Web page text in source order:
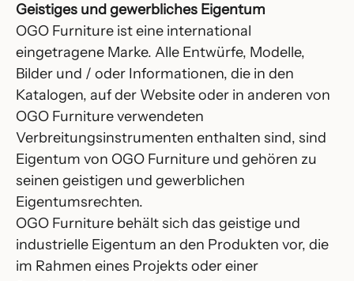
Geistiges und gewerbliches Eigentum
OGO Furniture ist eine international
eingetragene Marke. Alle Entwürfe, Modelle,
Bilder und / oder Informationen, die in den
Katalogen, auf der Website oder in anderen von
OGO Furniture verwendeten
Verbreitungsinstrumenten enthalten sind, sind
Eigentum von OGO Furniture und gehören zu
seinen geistigen und gewerblichen
Eigentumsrechten.
OGO Furniture behält sich das geistige und
industrielle Eigentum an den Produkten vor, die
im Rahmen eines Projekts oder einer